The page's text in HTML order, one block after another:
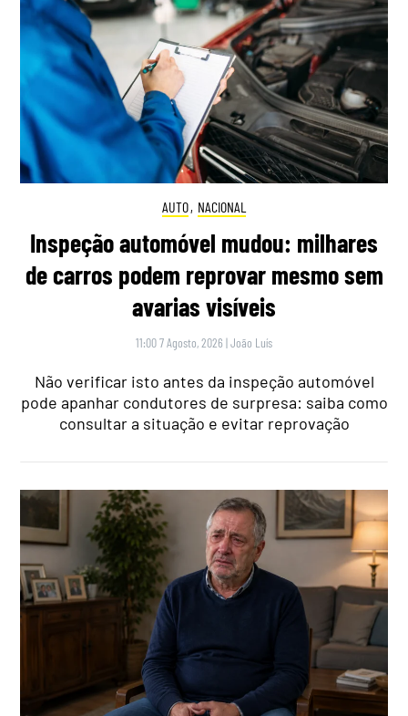
AUTO, NACIONAL
Inspeção automóvel mudou: milhares
de carros podem reprovar mesmo sem
avarias visíveis
11:00 7 Agosto, 2026 |João Luís
Não verificar isto antes da inspeção automóvel
pode apanhar condutores de surpresa: saiba como
consultar a situação e evitar reprovação